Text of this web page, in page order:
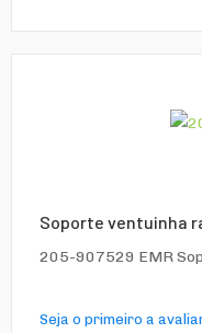
Soporte ventuinha
205-907529 EMR
Seja o primeiro a